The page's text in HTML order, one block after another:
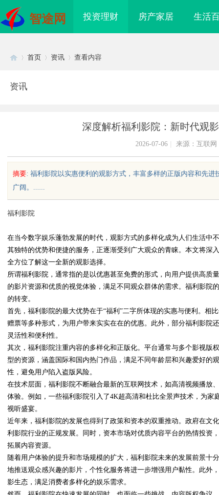
智途网 投资理财 房产家居 生活
uz
!
Bo
首页 资讯 查看内容
资讯
深度解析福利影院：新时代观
2026-07-06 来源：互联网
摘要: 福利影院以实惠便利的观影方式，丰富多样的正版内容和先
广阔。......
福利影院
在当今数字娱乐蓬勃发展的时代，观影方式的多样化成为人们生活中
其独特的优势和便捷的服务，正逐渐受到广大观众的青睐。本文将深
全方位了解这一全新的观影选择。
所谓福利影院，通常指的是以优惠甚至免费的形式，向用户提供高质
的影片资源和优质的视觉体验，满足不同观众群体的需求。福利影院
的转变。
首先，福利影院的最大优势在于“福利”二字所体现的实惠与便利。相
赠票等多种形式，为用户带来实实在在的优惠。此外，部分福利影院
灵活性和便利性。
其次，福利影院注重内容的多样化和正版化。平台通常与多个影视版
型的资源，涵盖国际和国内热门作品，满足不同年龄层和兴趣爱好的
性，避免用户陷入盗版风险。
在技术层面，福利影院不断融合最新的互联网技术，如高清视频播放
体验。例如，一些福利影院引入了4K超高清和杜比全景声技术，为
视听盛宴。
近年来，福利影院的发展也得到了政策和资本的双重推动。政府在文
利影院行业的正规发展。同时，资本市场对优质内容平台的热情投资
拓展内容资源。
随着用户体验的提升和市场规模的扩大，福利影院未来的发展前景
地推送观众感兴趣的影片，个性化服务将进一步增强用户黏性。此外
影生态，满足消费者多样化的娱乐需求。
网：丰富影视资源